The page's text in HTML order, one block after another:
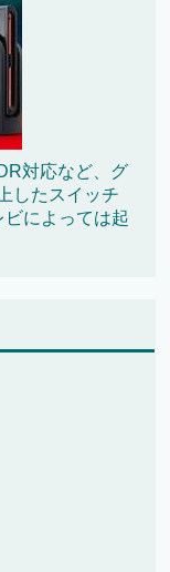
対応など、グ
したスイッチ
によっては起